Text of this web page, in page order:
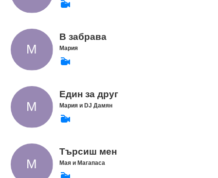
В забрава
Мария
Един за друг
Мария и DJ Дамян
Търсиш мен
Мая и Магапаса